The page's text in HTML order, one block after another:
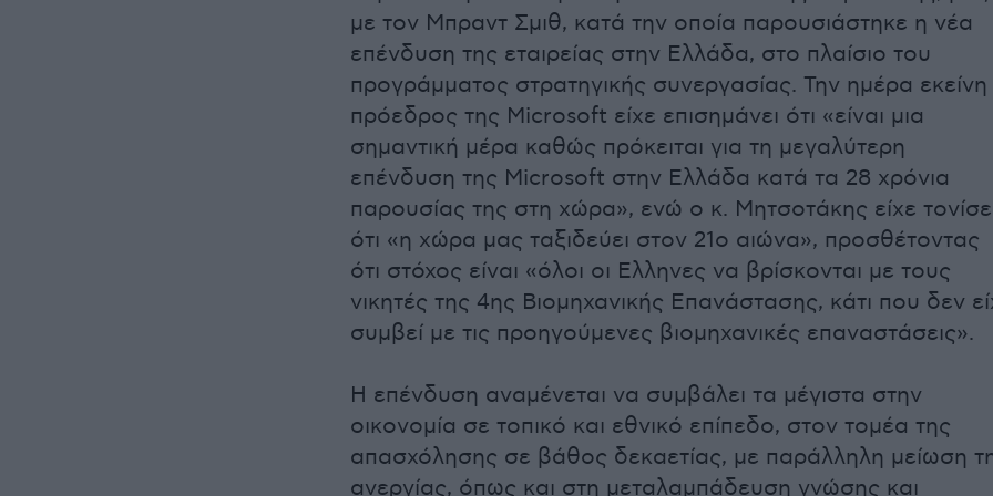
με τον Μπραντ Σμιθ, κατά την οποία παρουσιάστηκε η νέα
επένδυση της εταιρείας στην Ελλάδα, στο πλαίσιο του
προγράμματος στρατηγικής συνεργασίας. Την ημέρα
πρόεδρος της Microsoft είχε επισημάνει ότι «είναι μια
σημαντική μέρα καθώς πρόκειται για τη μεγαλύτερη
επένδυση της Microsoft στην Ελλάδα κατά τα 28 χρόνια
παρουσίας της στη χώρα», ενώ ο κ. Μητσοτάκης είχε
ότι «η χώρα μας ταξιδεύει στον 21ο αιώνα», προσθέτοντας
ότι στόχος είναι «όλοι οι Ελληνες να βρίσκονται με τους
νικητές της 4ης Βιομηχανικής Επανάστασης, κάτι που δεν
συμβεί με τις προηγούμενες βιομηχανικές επαναστάσεις».
Η επένδυση αναμένεται να συμβάλει τα μέγιστα στην
οικονομία σε τοπικό και εθνικό επίπεδο, στον τομέα της
απασχόλησης σε βάθος δεκαετίας, με παράλληλη μείωση
ανεργίας, όπως και στη μεταλαμπάδευση γνώσης και